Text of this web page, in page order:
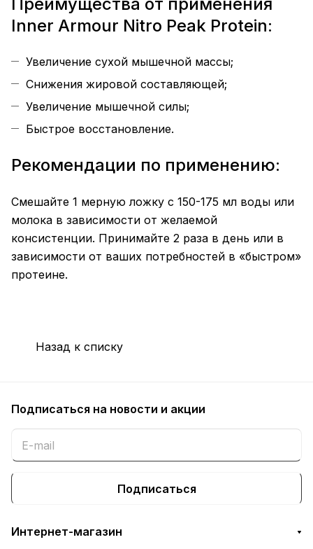
Преимущества от применения
Inner Armour Nitro Peak Protein:
Увеличение сухой мышечной массы;
Снижения жировой составляющей;
Увеличение мышечной силы;
Быстрое восстановление.
Рекомендации по применению:
Смешайте 1 мерную ложку с 150-175 мл воды или
молока в зависимости от желаемой
консистенции. Принимайте 2 раза в день или в
зависимости от ваших потребностей в «быстром»
протеине.
Назад к списку
Подписаться на новости и акции
Подписаться
Интернет-магазин